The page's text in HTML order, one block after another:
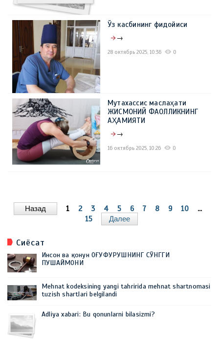
Ўз касбининг фидойиси
→
28 октябрь 2025, 10:36 0
Мутахассис маслаҳати
ЖИСМОНИЙ ФАОЛЛИКНИНГ
АҲАМИЯТИ
→
16 октябрь 2025, 10:26 0
Назад 1 2 3 4 5 6 7 8 9 10
...
15
Далее
Сиёсат
Инсон ва қонун ОҒУФУРУШНИНГ СЎНГГИ
ПУШАЙМОНИ
Mehnat kodeksining yangi tahririda mehnat shartnomasi
tuzish shartlari belgilandi
Adliya xabari: Bu qonunlarni bilasizmi?